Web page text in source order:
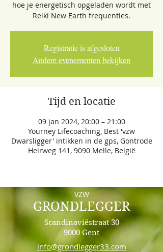
hoe je energetisch opgeladen wordt met
Reiki New Earth frequenties.
Registratie is afgesloten
Andere evenementen bekijken
Tijd en locatie
09 jan 2024, 20:00 – 21:00
Yourney Lifecoaching, Best 'vzw
Dwarsligger' intikken in de gps, Gontrode
Heirweg 141, 9090 Melle, België
VZW
GRONDLEGGER
Scandinaviëstraat 30
9000 Gent
info@grondlegger33.com